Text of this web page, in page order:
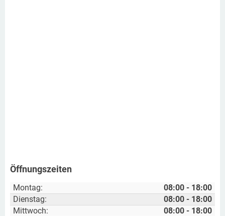
Öffnungszeiten
Montag:
08:00 - 18:00
Dienstag:
08:00 - 18:00
Mittwoch:
08:00 - 18:00